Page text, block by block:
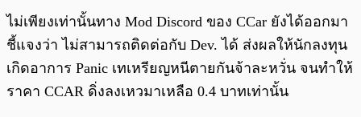
ไม่เพียงเท่านั้นทาง Mod Discord ของ CCar ยังได้ออกมา
ชี้แจงว่า ไม่สามารถติดต่อกับ Dev. ได้ ส่งผลให้นักลงทุน
เกิดอาการ Panic เทเหรียญหนีตายกันจ้าละหวั่น จนทำให้
ราคา CCAR ดิ่งลงเหวมาเหลือ 0.4 บาทเท่านั้น